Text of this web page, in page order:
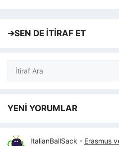
➔SEN DE İTİRAF ET
Ara
YENİ YORUMLAR
ItalianBallSack - Erasmus